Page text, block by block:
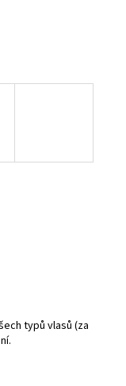
typů vlasů (za